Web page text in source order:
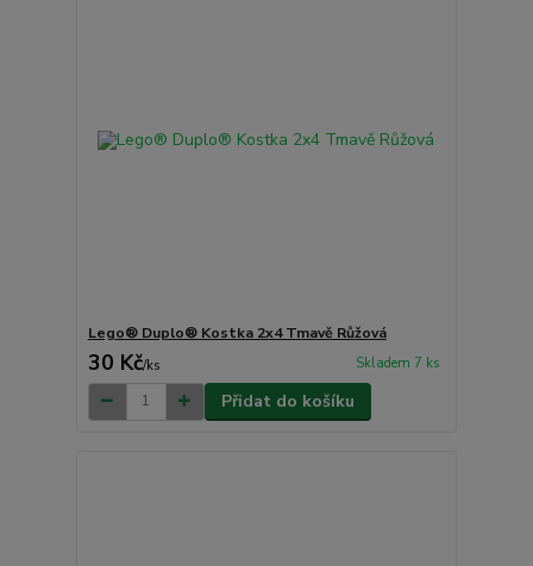
Lego® Duplo® Kostka 2x4 Tmavě Růžová
30 Kč/ks Skladem 7 ks
Přidat do košíku